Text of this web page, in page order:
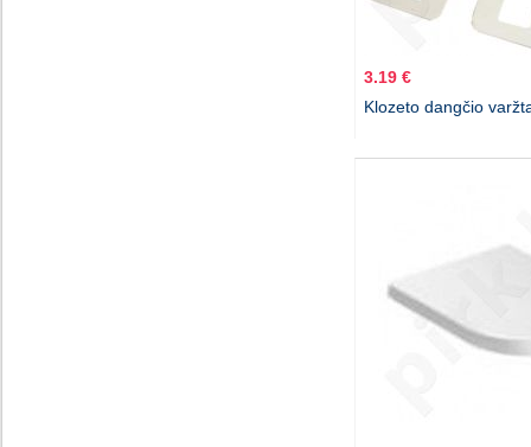
3.19 €
Klozeto dangčio